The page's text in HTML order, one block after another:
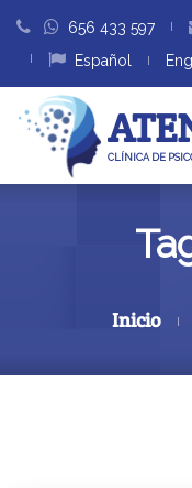
656 433 597
Español
CLÍNICA DE
Inicio